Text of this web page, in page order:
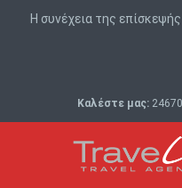
Η συνέχεια της
Καλέστε μας: